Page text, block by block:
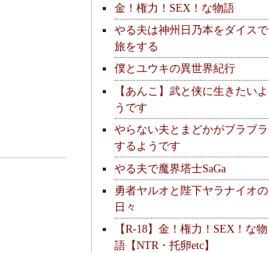
金！権力！SEX！な物語
やる夫は神州日乃本をダイスで
旅をする
僕とユウキの異世界紀行
【あんこ】武と侠に生きたいよ
うです
やらない夫とまどかがブラブラ
するようです
やる夫で魔界塔士SaGa
勇者ヤルオと陛下ヤラナイオの
日々
【R-18】金！権力！SEX！な物
語【NTR・托卵etc】